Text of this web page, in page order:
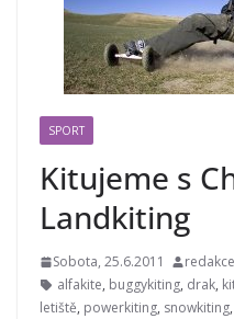
SPORT
Kitujeme s
Landkiting
Sobota, 25.6.2011
redakce
alfakite, buggykiting, drak,
letiště, powerkiting, snowkiting,